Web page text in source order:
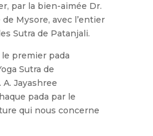
par la bien-aimée Dr.
de Mysore, avec l’entier
Sutra de Patanjali.
premier pada
Sutra de
A. Jayashree
pada par le
qui nous concerne